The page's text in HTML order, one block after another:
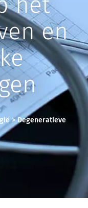
en
>Degeneratieve